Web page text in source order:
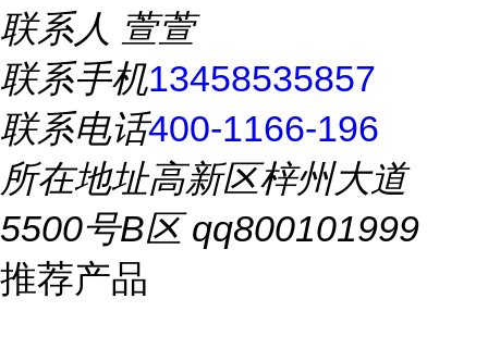
联系人 萱萱
联系手机13458535857
联系电话400-1166-196
所在地址高新区梓州大道
5500号B区 qq800101999
推荐产品